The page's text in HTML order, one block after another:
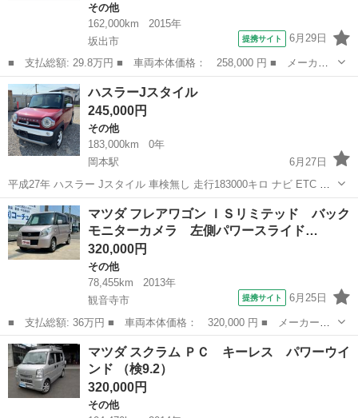
その他
162,000km
2015年
坂出市
提携サイト 6月29日
■ 支払総額: 29.8万円 ■ 車両本体価格： 258,000 円 ■ メーカー
名： マツダ ■ 車種名： フレアクロスオーバー ■ グレード
名： ＸＳ Ｂｌｕｅｔｏｏｔｈ バックカメラ ナビ ＴＶ ＥＴ
Ｃ シートヒータ...
香川 坂出市 その他
ハスラーJスタイル
245,000円
その他
183,000km
0年
岡本駅
6月27日
平成27年 ハスラー Jスタイル 車検無し 走行183000キロ ナビ ETC 外
装 比較的綺麗だと思います。 内装 嫌な匂いありません。 タバコ臭あ
りません。
香川 高松市 岡本駅 ハスラー
マツダ フレアワゴン ＩＳリミテッド バック
モニターカメラ 左側パワースライド…
320,000円
その他
78,455km
2013年
観音寺市
提携サイト 6月25日
■ 支払総額: 36万円 ■ 車両本体価格： 320,000 円 ■ メーカー
名： マツダ ■ 車種名： フレアワゴン ■ グレード名： ＩＳリ
ミテッド バックモニターカメラ 左側パワースライドドア／両側ス
ライド オートエ...
香川 観音寺市 その他
マツダ スクラム ＰＣ キーレス パワーウイ
ンド （検9.2）
320,000円
その他